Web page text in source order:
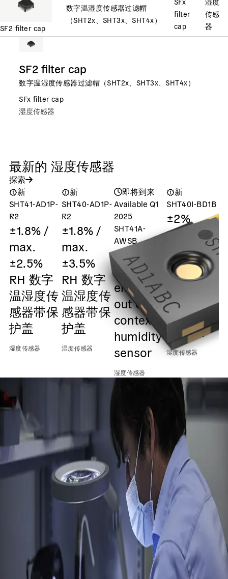
SF2 filter cap
数字温湿度传感器过滤帽
（SHT2x、SHT3x、SHT4x）
filter
cap
传感
器
SF2 filter cap
数字温湿度传感器过滤帽（SHT2x、SHT3x、SHT4x）
SFx filter cap
湿度传感器
最新的 湿度传感器
探索
新
SHT41-AD1P-
R2
±1.8% /
max.
±2.5%
RH 数字
温湿度传
感器带保
护盖
湿度传感器
新
SHT40-AD1P-
R2
±1.8% /
max.
±3.5%
RH 数字
温湿度传
感器带保
护盖
湿度传感器
即将到来
Available Q1
2025
SHT41A-
AWSB
ASIL-A
safety
element
out of
context
humidity
sensor
湿度传感器
新
SHT40I-BD1B
±2%
Digital
humidity
and
sensor /
0x45 I2C
Output
湿度传感器